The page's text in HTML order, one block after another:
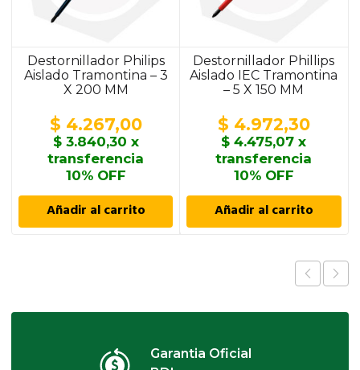
Destornillador Philips
Aislado Tramontina – 3
X 200 MM
$ 4.267,00
$3.840,30 x
transferencia
10% OFF
Añadir al carrito
Destornillador Phillips
Aislado IEC Tramontina
– 5 X 150 MM
$ 4.972,30
$ 4.475,07 x
transferencia
10% OFF
Añadir al carrito
Garantia Oficial